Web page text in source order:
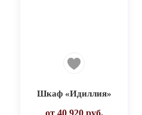
Шкаф «Идиллия»
от 40 920руб.